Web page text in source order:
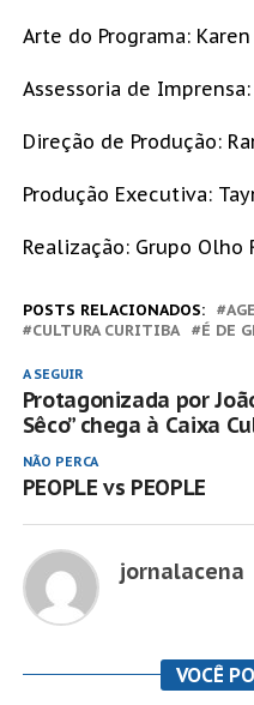
Arte do Programa:
Assessoria de
Direção de Produção:
Produção Executiva:
Realização: Grupo Olho
POSTS RELACIONADOS:
CULTURA CURITIBA
É DE
A SEGUIR
Protagonizada por
Sêco” chega à Caixa
NÃO PERCA
PEOPLE vs PEOPLE
jornalacena
VOCÊ